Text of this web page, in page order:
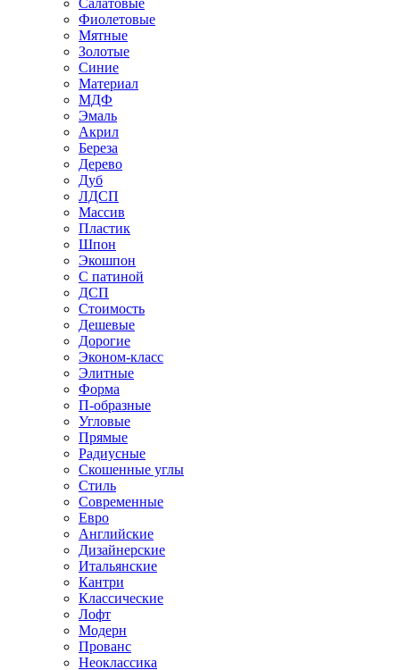
Салатовые
Фиолетовые
Мятные
Золотые
Синие
Материал
МДФ
Эмаль
Акрил
Береза
Дерево
Дуб
ЛДСП
Массив
Пластик
Шпон
Экошпон
С патиной
ДСП
Стоимость
Дешевые
Дорогие
Эконом-класс
Элитные
Форма
П-образные
Угловые
Прямые
Радиусные
Скошенные углы
Стиль
Современные
Евро
Английские
Дизайнерские
Итальянские
Кантри
Классические
Лофт
Модерн
Прованс
Неоклассика